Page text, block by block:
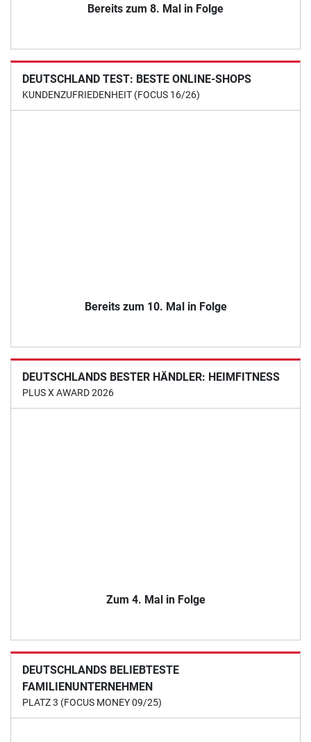
Bereits zum 8. Mal in Folge
DEUTSCHLAND TEST: BESTE ONLINE-SHOPS
KUNDENZUFRIEDENHEIT (FOCUS 16/26)
Bereits zum 10. Mal in Folge
DEUTSCHLANDS BESTER HÄNDLER: HEIMFITNESS
PLUS X AWARD 2026
Zum 4. Mal in Folge
DEUTSCHLANDS BELIEBTESTE
FAMILIENUNTERNEHMEN
PLATZ 3 (FOCUS MONEY 09/25)